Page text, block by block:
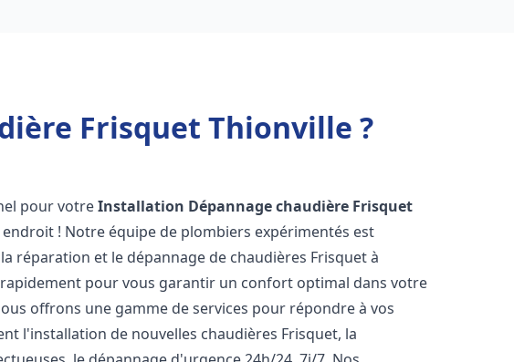
Frisquet Thionville ?
pour votreInstallation Dépannage chaudière Frisquet
endroit ! Notre équipe de plombiers expérimentés est
réparation et le dépannage de chaudières Frisquet à
pour vous garantir un confort optimal dans votre
offrons une gamme de services pour répondre à vos
l'installation de nouvelles chaudières Frisquet, la